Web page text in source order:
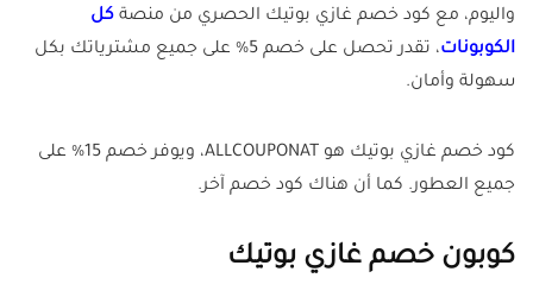
واليوم، مع كود خصم غازي بوتيك الحصري من منصة كل
الكوبونات
، تقدر تحصل على خصم 5% على جميع مشترياتك بكل
سهولة وأمان.
كود خصم غازي بوتيك هو ALLCOUPONAT، ويوفر خصم 15% على
جميع العطور. كما أن هناك كود خصم آخر.
كوبون خصم غازي بوتيك